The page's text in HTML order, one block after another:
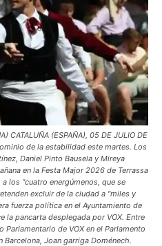
CATALUÑA (ESPAÑA), 05 DE JULIO DE
de la estabilidad este martes. Los
Daniel Pinto Bausela y Mireya
en la Festa Major 2026 de Terrassa
los "cuatro energúmenos, que se
excluir de la ciudad a "miles y
fuerza política en el Ayuntamiento de
la pancarta desplegada por VOX. Entre
de VOX en el Parlamento
Joan garriga Doménech.